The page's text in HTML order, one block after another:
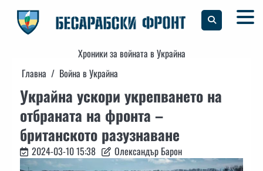
content
Хроники за войната в Украйна
Главна
Война в Украйна
Украйна ускори укрепването на
отбраната на фронта –
британското разузнаване
2024-03-10 15:38 Олександър Барон